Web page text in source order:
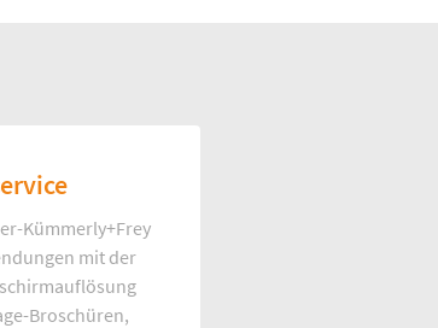
Kümmerly+Frey
mit der
Broschüren,